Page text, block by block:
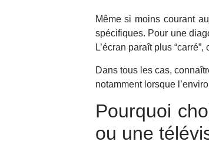
Même si moins courant
spécifiques. Pour une
L’écran paraît plus
Dans tous les cas,
notamment lorsque
Pourquoi
ou une